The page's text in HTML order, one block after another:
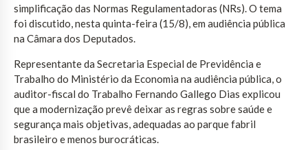
simplificação das Normas Regulamentadoras (NRs). O tema
foi discutido, nesta quinta-feira (15/8), em audiência pública
na Câmara dos Deputados.
Representante da Secretaria Especial de Previdência e
Trabalho do Ministério da Economia na audiência pública, o
auditor-fiscal do Trabalho Fernando Gallego Dias explicou
que a modernização prevê deixar as regras sobre saúde e
segurança mais objetivas, adequadas ao parque fabril
brasileiro e menos burocráticas.